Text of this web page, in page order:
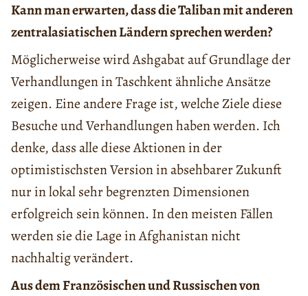
Kann man erwarten, dass die Taliban mit anderen
zentralasiatischen Ländern sprechen werden?
Möglicherweise wird Ashgabat auf Grundlage der
Verhandlungen in Taschkent ähnliche Ansätze
zeigen. Eine andere Frage ist, welche Ziele diese
Besuche und Verhandlungen haben werden. Ich
denke, dass alle diese Aktionen in der
optimistischsten Version in absehbarer Zukunft
nur in lokal sehr begrenzten Dimensionen
erfolgreich sein können. In den meisten Fällen
werden sie die Lage in Afghanistan nicht
nachhaltig verändert.
Aus dem Französischen und Russischen von